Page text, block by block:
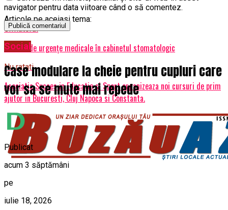
Articole pe aceiasi tema:
Urmatorul
Cursuri de urgențe medicale în cabinetul stomatologic
Nu ratati
Asociatia Succes in Educatie si Sport organizeaza noi cursuri de prim
ajutor in Bucuresti, Cluj Napoca si Constanta.
navigator pentru data viitoare când o să comentez.
Social
Case modulare la cheie pentru cupluri care
vor sa se mute mai repede
Publicat
acum 3 săptămâni
pe
iulie 18, 2026